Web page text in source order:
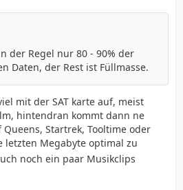
der Regel nur 80 - 90% der
Daten, der Rest ist Füllmasse.
mit der SAT karte auf, meist
hintendran kommt dann ne
Queens, Startrek, Tooltime oder
letzten Megabyte optimal zu
noch ein paar Musikclips